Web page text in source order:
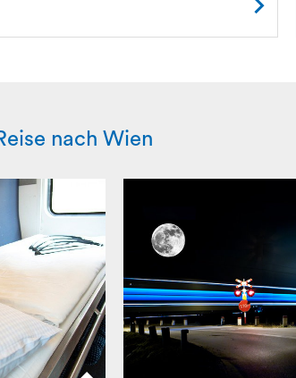
nach Wien